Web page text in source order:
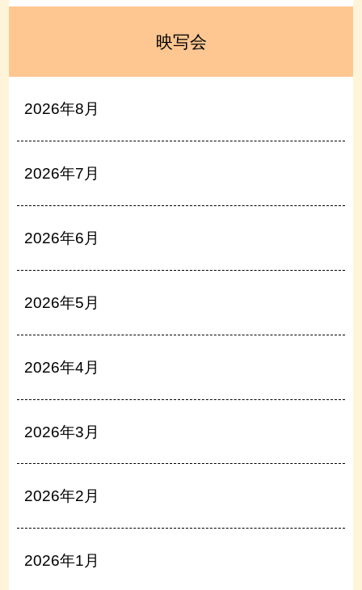
映写会
2026年8月
2026年7月
2026年6月
2026年5月
2026年4月
2026年3月
2026年2月
2026年1月